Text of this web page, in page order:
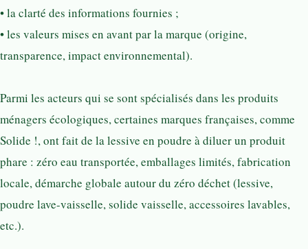
• la clarté des informations fournies ;
• les valeurs mises en avant par la marque (origine,
transparence, impact environnemental).
Parmi les acteurs qui se sont spécialisés dans les produits
ménagers écologiques, certaines marques françaises, comme
Solide !, ont fait de la lessive en poudre à diluer un produit
phare : zéro eau transportée, emballages limités, fabrication
locale, démarche globale autour du zéro déchet (lessive,
poudre lave-vaisselle, solide vaisselle, accessoires lavables,
etc.).